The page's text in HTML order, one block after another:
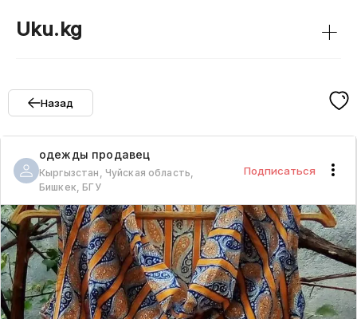
Uku.kg +
Назад
одежды продавец
Кыргызстан, Чуйская область,
Бишкек, БГУ
Подписаться